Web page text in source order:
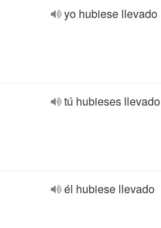
yo hubiese llevado
tú hubieses llevado
él hubiese llevado